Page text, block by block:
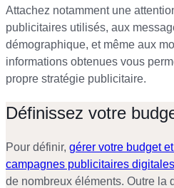
Attachez notamment une
publicitaires utilisés, aux
démographique, et même aux
informations obtenues vous
propre stratégie publicitaire.
Définissez votre
Pour définir, gérer votre budget
campagnes publicitaires digitales
de nombreux éléments. Outre la